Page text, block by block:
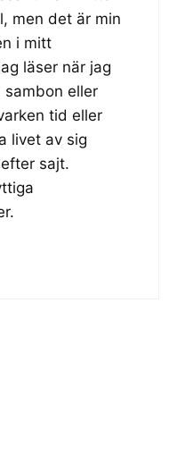
men det är min
i mitt
läser när jag
eller
tid eller
livet av sig
sajt.